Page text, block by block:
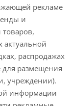
рекламе
и
актуальной
распродажах
для размещения
учреждении).
информации